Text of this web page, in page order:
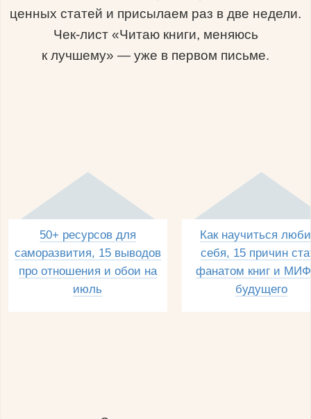
ценных статей и присылаем раз в две недели.
Чек-лист «Читаю книги, меняюсь
к лучшему» — уже в первом письме.
50+ ресурсов для
саморазвития, 15 выводов
про отношения и обои на
июль
Как научиться
себя, 15 причин
фанатом книг и
будущего